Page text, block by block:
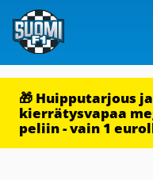
🎁 Huipputarjous
kierrätysvapaa
peliin - vain 1